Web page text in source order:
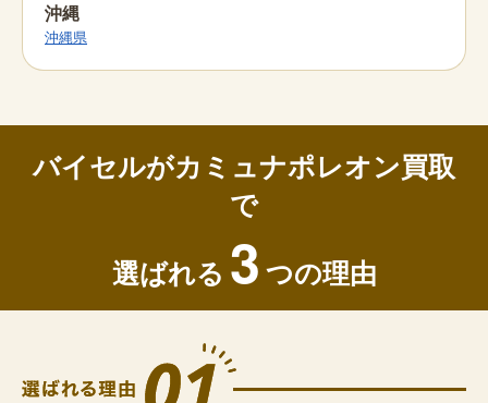
沖縄
沖縄県
バイセルがカミュナポレオン買取
で
選ばれる 3つの理由